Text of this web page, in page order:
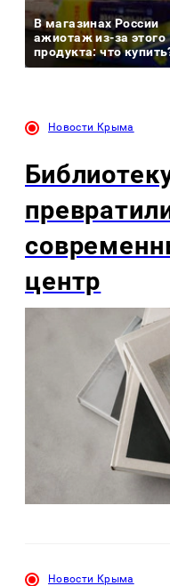
В магазинах России
ажиотаж из-за этого
продукта: что
Новости Крыма
центр
Новости Крыма